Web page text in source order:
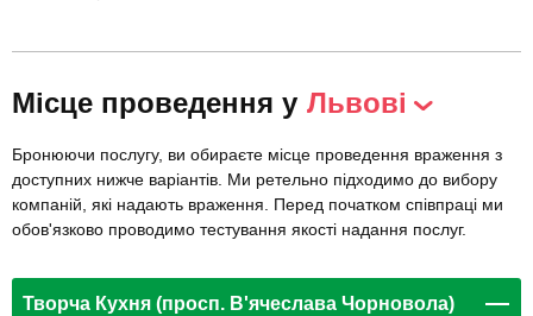
Місце проведення у Львові
Бронюючи послугу, ви обираєте місце проведення враження з
доступних нижче варіантів. Ми ретельно підходимо до вибору
компаній, які надають враження. Перед початком співпраці ми
обов'язково проводимо тестування якості надання послуг.
Творча Кухня (просп. В'ячеслава Чорновола)